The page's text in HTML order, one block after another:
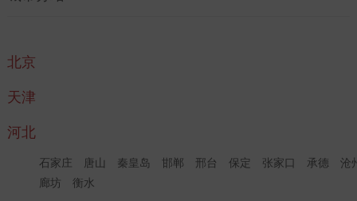
北京
天津
河北
石家庄 唐山 秦皇岛 邯郸 邢台 保定 张家口 承德
沧
廊坊
衡水